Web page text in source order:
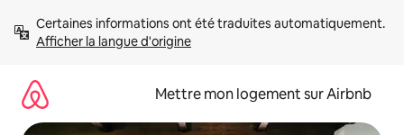
directement
Afficher la langue d'origine
Mettre mon logement sur Airbnb